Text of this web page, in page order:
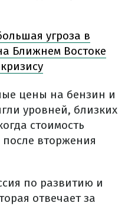
угроза в
Ближнем Востоке
цены на бензин и
уровней, близких
стоимость
вторжения
по развитию и
отвечает за